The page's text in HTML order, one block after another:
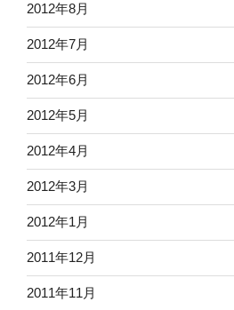
2012年8月
2012年7月
2012年6月
2012年5月
2012年4月
2012年3月
2012年1月
2011年12月
2011年11月